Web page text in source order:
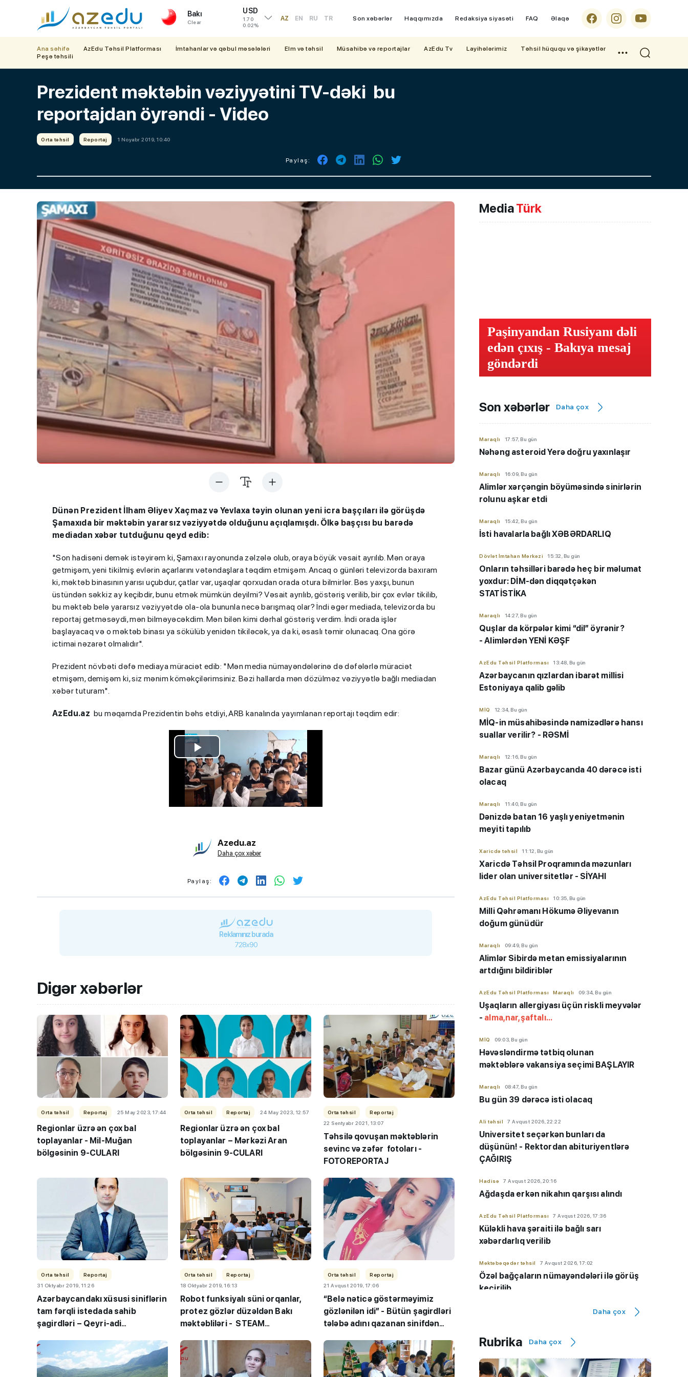
Bakı
Clear
USD
1.70
0.02%
AZ EN RU TR Son xəbərlər Haqqımızda Redaksiya siyasəti FAQ Əlaqə
Ana səhifə AzEdu Təhsil Platforması İmtahanlar və qəbul məsələləri Elm və təhsil Müsahibə və reportajlar AzEdu Tv Layihələrimiz
Təhsil hüququ və şikayətlər
Peşə təhsili
Prezident məktəbin vəziyyətini TV-dəki bu
reportajdan öyrəndi - Video
Orta təhsil Reportaj 1 Noyabr 2019, 10:40
Paylaş:
Dünən Prezident İlham Əliyev Xaçmaz və Yevlaxa təyin olunan yeni icra başçıları ilə görüşdə
Şamaxıda bir məktəbin yararsız vəziyyətdə olduğunu açıqlamışdı. Ölkə başçısı bu barədə
mediadan xəbər tutduğunu qeyd edib:
"Son hadisəni demək istəyirəm ki, Şamaxı rayonunda zəlzələ olub, oraya böyük vəsait ayrılıb. Mən oraya
getmişəm, yeni tikilmiş evlərin açarlarını vətəndaşlara təqdim etmişəm. Ancaq o günləri televizorda baxıram
ki, məktəb binasının yarısı uçubdur, çatlar var, uşaqlar qorxudan orada otura bilmirlər. Bəs yaxşı, bunun
üstündən səkkiz ay keçibdir, bunu etmək mümkün deyilmi? Vəsait ayrılıb, göstəriş verilib, bir çox evlər tikilib,
bu məktəb belə yararsız vəziyyətdə ola-ola bununla necə barışmaq olar? İndi əgər mediada, televizorda bu
reportaj getməsəydi, mən bilməyəcəkdim. Mən bilən kimi dərhal göstəriş verdim. İndi orada işlər
başlayacaq və o məktəb binası ya sökülüb yenidən tikiləcək, ya da ki, əsaslı təmir olunacaq. Ona görə
ictimai nəzarət olmalıdır".
Prezident növbəti dəfə mediaya müraciət edib: "Mən media nümayəndələrinə də dəfələrlə müraciət
etmişəm, demişəm ki, siz mənim köməkçilərimsiniz. Bəzi hallarda mən dözülməz vəziyyətlə bağlı mediadan
xəbər tuturam".
AzEdu.az bu məqamda Prezidentin bəhs etdiyi, ARB kanalında yayımlanan reportajı təqdim edir:
Azedu.az
Daha çox xəbər
Paylaş:
Reklamınız burada
728x90
Digər xəbərlər
Orta təhsil Reportaj 25 May 2023, 17:44
Regionlar üzrə ən çox bal
toplayanlar - Mil-Muğan
bölgəsinin 9-CULARI
Orta təhsil Reportaj 24 May 2023, 12:57
Regionlar üzrə ən çox bal
toplayanlar – Mərkəzi Aran
bölgəsinin 9-CULARI
Orta təhsil
Reportaj
22 Sentyabr 2021, 13:07
Təhsilə qovuşan məktəblərin
sevinc və zəfər fotoları -
FOTOREPORTAJ
Orta təhsil
Reportaj
31 Oktyabr 2019, 11:26
Azərbaycandakı xüsusi siniflərin
tam fərqli istedada sahib
şagirdləri – Qeyri-adi
Orta təhsil
Reportaj
18 Oktyabr 2019, 16:13
Robot funksiyalı süni orqanlar,
protez gözlər düzəldən Bakı
məktəbliləri - STEAM
Orta təhsil
Reportaj
21 Avqust 2019, 17:06
“Belə nəticə göstərməyimiz
gözlənilən idi” - Bütün şagirdləri
tələbə adını qazanan sinifdən
MediaTürk
Paşinyandan Rusiyanı dəli
edən çıxış - Bakıya mesaj
göndərdi
Son xəbərlər Daha çox
Maraqlı 17:57, Bu gün
Nəhəng asteroid Yerə doğru yaxınlaşır
Maraqlı 16:09, Bu gün
Alimlər xərçəngin böyüməsində sinirlərin
rolunu aşkar etdi
Maraqlı 15:42, Bu gün
İsti havalarla bağlı XƏBƏRDARLIQ
Dövlət İmtahan Mərkəzi 15:32, Bu gün
Onların təhsilləri barədə heç bir məlumat
yoxdur: DİM-dən diqqətçəkən
STATİSTİKA
Maraqlı 14:27, Bu gün
Quşlar da körpələr kimi “dil” öyrənir?
- Alimlərdən YENİ KƏŞF
AzEdu Təhsil Platforması 13:48, Bu gün
Azərbaycanın qızlardan ibarət millisi
Estoniyaya qalib gəlib
MİQ 12:34, Bu gün
MİQ-in müsahibəsində namizədlərə hansı
suallar verilir? - RƏSMİ
Maraqlı 12:16, Bu gün
Bazar günü Azərbaycanda 40 dərəcə isti
olacaq
Maraqlı 11:40, Bu gün
Dənizdə batan 16 yaşlı yeniyetmənin
meyiti tapılıb
Xaricdə təhsil 11:12, Bu gün
Xaricdə Təhsil Proqramında məzunları
lider olan universitetlər - SİYAHI
AzEdu Təhsil Platforması 10:35, Bu gün
Milli Qəhrəmanı Hökumə Əliyevanın
doğum günüdür
Maraqlı 09:49, Bu gün
Alimlər Sibirdə metan emissiyalarının
artdığını bildiriblər
AzEdu Təhsil Platforması Maraqlı 09:34, Bu gün
Uşaqların allergiyası üçün riskli meyvələr
- alma,nar,şaftalı...
MİQ 09:03, Bu gün
Həvəsləndirmə tətbiq olunan
məktəblərə vakansiya seçimi BAŞLAYIR
Maraqlı 08:47, Bu gün
Bu gün 39 dərəcə isti olacaq
Ali təhsil 7 Avqust 2026, 22:22
Universitet seçərkən bunları da
düşünün! - Rektordan abituriyentlərə
ÇAĞIRIŞ
Hadisə 7 Avqust 2026, 20:16
Ağdaşda erkən nikahın qarşısı alındı
AzEdu Təhsil Platforması 7 Avqust 2026, 17:36
Küləkli hava şəraiti ilə bağlı sarı
xəbərdarlıq verilib
Məktəbəqədər təhsil 7 Avqust 2026, 17:02
Özəl bağçaların nümayəndələri ilə görüş
keçirilib
göstərən məktəblər - 9-cu sinif üzrə
SİYAHI
Ali təhsil 7 Avqust 2026, 16:17
Daha çox
Rubrika Daha çox